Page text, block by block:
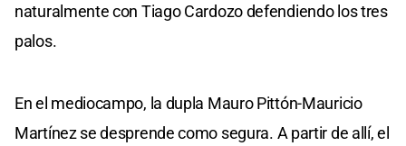
naturalmente con Tiago Cardozo defendiendo los tres
palos.
En el mediocampo, la dupla Mauro Pittón-Mauricio
Martínez se desprende como segura. A partir de allí, el